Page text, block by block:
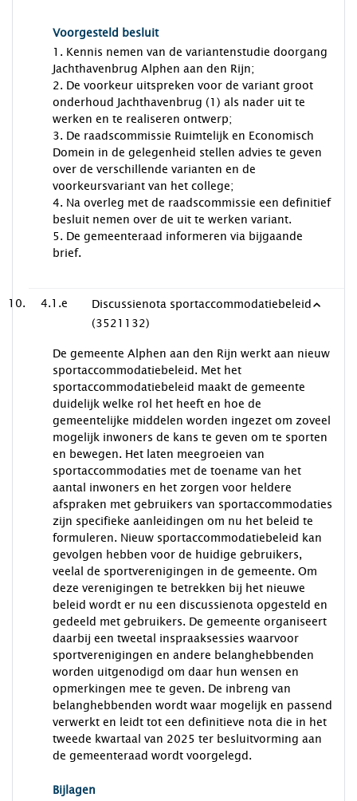
Voorgesteld besluit
1. Kennis nemen van de variantenstudie doorgang
Jachthavenbrug Alphen aan den Rijn;
2. De voorkeur uitspreken voor de variant groot
onderhoud Jachthavenbrug (1) als nader uit te
werken en te realiseren ontwerp;
3. De raadscommissie Ruimtelijk en Economisch
Domein in de gelegenheid stellen advies te geven
over de verschillende varianten en de
voorkeursvariant van het college;
4. Na overleg met de raadscommissie een definitief
besluit nemen over de uit te werken variant.
5. De gemeenteraad informeren via bijgaande
brief.
4.1.e
Discussienota sportaccommodatiebeleid
(3521132)
De gemeente Alphen aan den Rijn werkt aan nieuw
sportaccommodatiebeleid. Met het
sportaccommodatiebeleid maakt de gemeente
duidelijk welke rol het heeft en hoe de
gemeentelijke middelen worden ingezet om zoveel
mogelijk inwoners de kans te geven om te sporten
en bewegen. Het laten meegroeien van
sportaccommodaties met de toename van het
aantal inwoners en het zorgen voor heldere
afspraken met gebruikers van sportaccommodaties
zijn specifieke aanleidingen om nu het beleid te
formuleren. Nieuw sportaccommodatiebeleid kan
gevolgen hebben voor de huidige gebruikers,
veelal de sportverenigingen in de gemeente. Om
deze verenigingen te betrekken bij het nieuwe
beleid wordt er nu een discussienota opgesteld en
gedeeld met gebruikers. De gemeente organiseert
daarbij een tweetal inspraaksessies waarvoor
sportverenigingen en andere belanghebbenden
worden uitgenodigd om daar hun wensen en
opmerkingen mee te geven. De inbreng van
belanghebbenden wordt waar mogelijk en passend
verwerkt en leidt tot een definitieve nota die in het
tweede kwartaal van 2025 ter besluitvorming aan
de gemeenteraad wordt voorgelegd.
Bijlagen